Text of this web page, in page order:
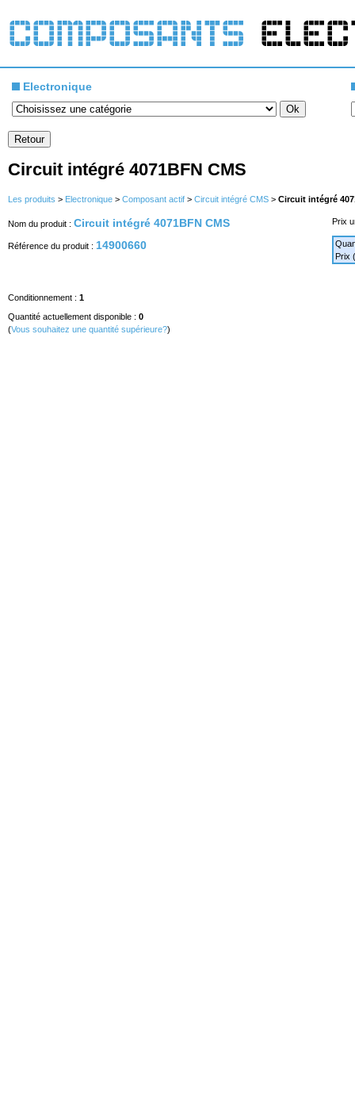
Electronique
Circuit intégré 4071BFN CMS
Les produits > Electronique > Composant actif > Circuit intégré CMS > Circuit intégré
Nom du produit : Circuit intégré 4071BFN CMS
Référence du produit : 14900660
Prix
Prix
Conditionnement : 1
Quantité actuellement disponible : 0
(Vous souhaitez une quantité supérieure?)